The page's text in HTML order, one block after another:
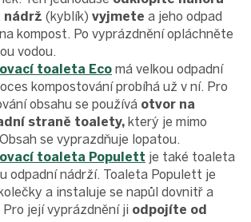
nádrž (kyblík) vyjmete a jeho odpad
kompost. Po vyprázdnění opláchněte
vodou.
toaleta Eco má velkou odpadní
kompostování probíhá už v ní. Pro
obsahu se používá otvor na
straně toalety, který je mimo
se vyprazdňuje lopatou.
toaleta Populett je také toaleta
odpadní nádrží. Toaleta Populett je
a instaluje se napůl dovnitř a
Pro její vyprázdnění ji odpojíte od